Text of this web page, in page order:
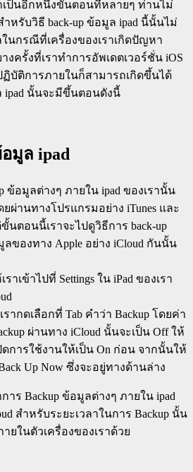
เป็นอีกหนึ่งขั้นตอนที่หลายๆ ท่านไม่
หรับวิธี back-up ข้อมูล ipad นี้นั้นไม่
นกรณีที่เครื่องของเราเกิดปัญหา
งครั้งที่เราทำการอัพเดตเวอร์ชั่น iOS
บัติการภายในก็สามารถเกิดขึ้นได้
ipad นั้นจะมีขึ้นตอนดังนี้
มูล ipad
ข้อมูลต่างๆ ภายใน ipad ของเรานั้น
ผ่านทางโปรแกรมอย่าง iTunes และ
นตอนนี้เราจะไปดูวิธีการ back-up
ของทาง Apple อย่าง iCloud กันนั้น
าเข้าไปที่ Settings ใน iPad ของเรา
รากดเลือกที่ Tab คำว่า Backup โดยค่า
ผ่านทาง iCloud นั้นจะเป็น Off ให้
ดการใช้งานให้เป็น On ก่อน จากนั้นให้
Up Now ซึ่งจะอยู่ทางด้านล่าง
ร Backup ข้อมูลต่างๆ ภายใน ipad
สำหรับระยะเวลาในการ Backup นั้น
ยในตัวเครื่องของเราด้วย